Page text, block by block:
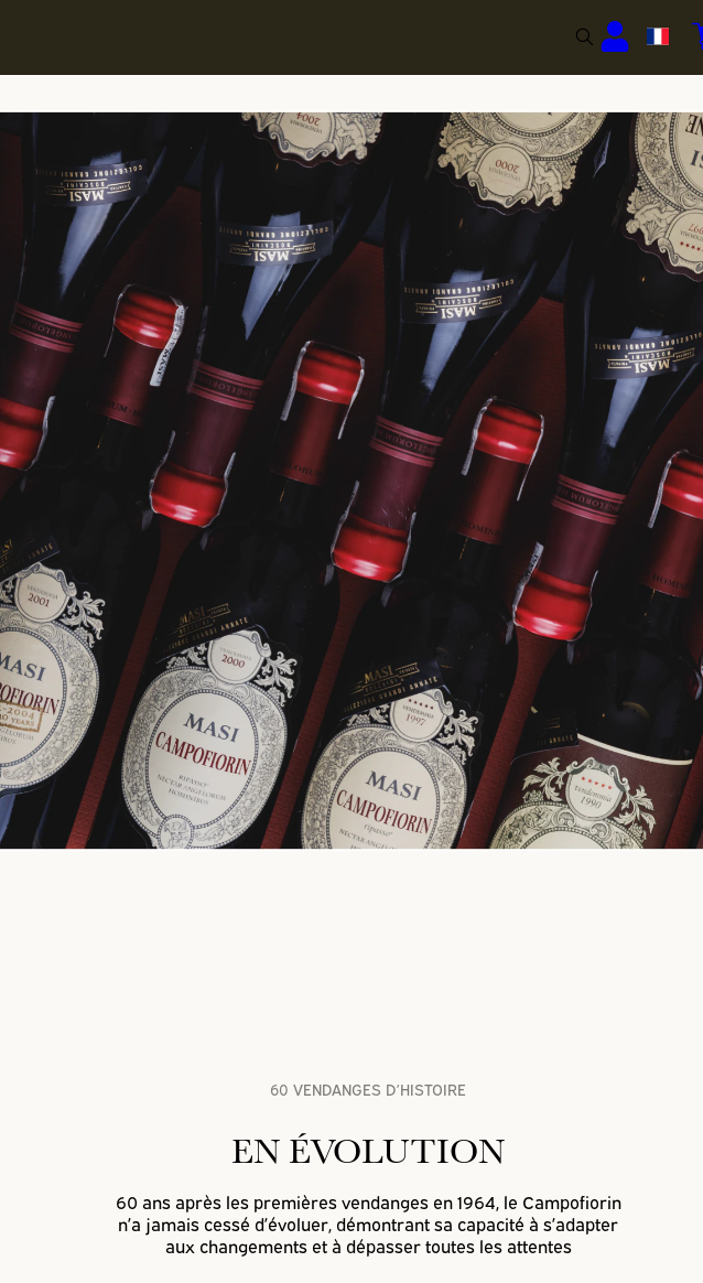
60 VENDANGES D’HISTOIRE
EN ÉVOLUTION
60 ans après les premières vendanges en 1964, le Campofiorin
n’a jamais cessé d’évoluer, démontrant sa capacité à s’adapter
aux changements et à dépasser toutes les attentes